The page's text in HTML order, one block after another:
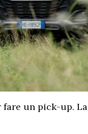
fare un pick-up.